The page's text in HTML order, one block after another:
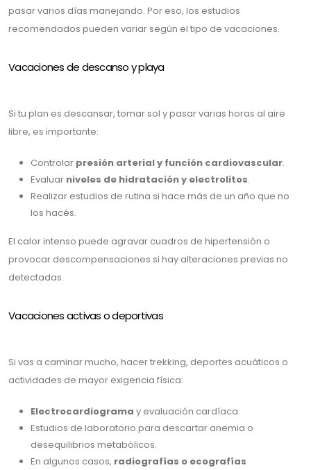
pasar varios días manejando. Por eso, los estudios
recomendados pueden variar según el tipo de vacaciones.
Vacaciones de descanso y playa
Si tu plan es descansar, tomar sol y pasar varias horas al aire
libre, es importante:
Controlar presión arterial y función cardiovascular.
Evaluar niveles de hidratación y electrolitos.
Realizar estudios de rutina si hace más de un año que no
los hacés.
El calor intenso puede agravar cuadros de hipertensión o
provocar descompensaciones si hay alteraciones previas no
detectadas.
Vacaciones activas o deportivas
Si vas a caminar mucho, hacer trekking, deportes acuáticos o
actividades de mayor exigencia física:
Electrocardiograma y evaluación cardíaca.
Estudios de laboratorio para descartar anemia o
desequilibrios metabólicos.
En algunos casos, radiografías o ecografías